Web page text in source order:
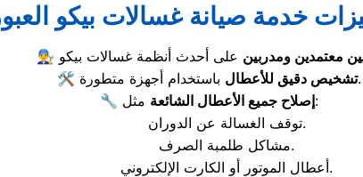
خدمة صيانة غسالات بيكو
👨‍🔧 معتمدين ومدربين
🛠️
تشخيص دقيق للأعطالباستخدام أجهزة متطورة.
🔧
إصلاح جميع الأعطال الشائعةمثل:
توقف الغسالة عن الدوران.
مشاكل طلمبة الصرف.
أعطال الموتور أو الكارت الإلكتروني.